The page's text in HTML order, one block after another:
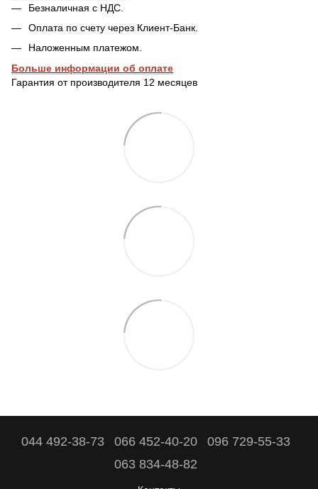
Безналичная с НДС.
Оплата по счету через Клиент-Банк.
Наложенным платежом.
Больше информации об оплате
Гарантия от производителя 12 месяцев
044 492-38-73 066 452-40-20
096 729-55-33
063 834-48-82